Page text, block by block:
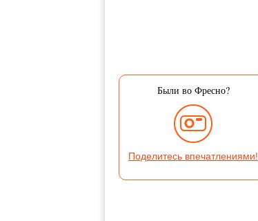
Были во Фресно?
Поделитесь впечатлениями!